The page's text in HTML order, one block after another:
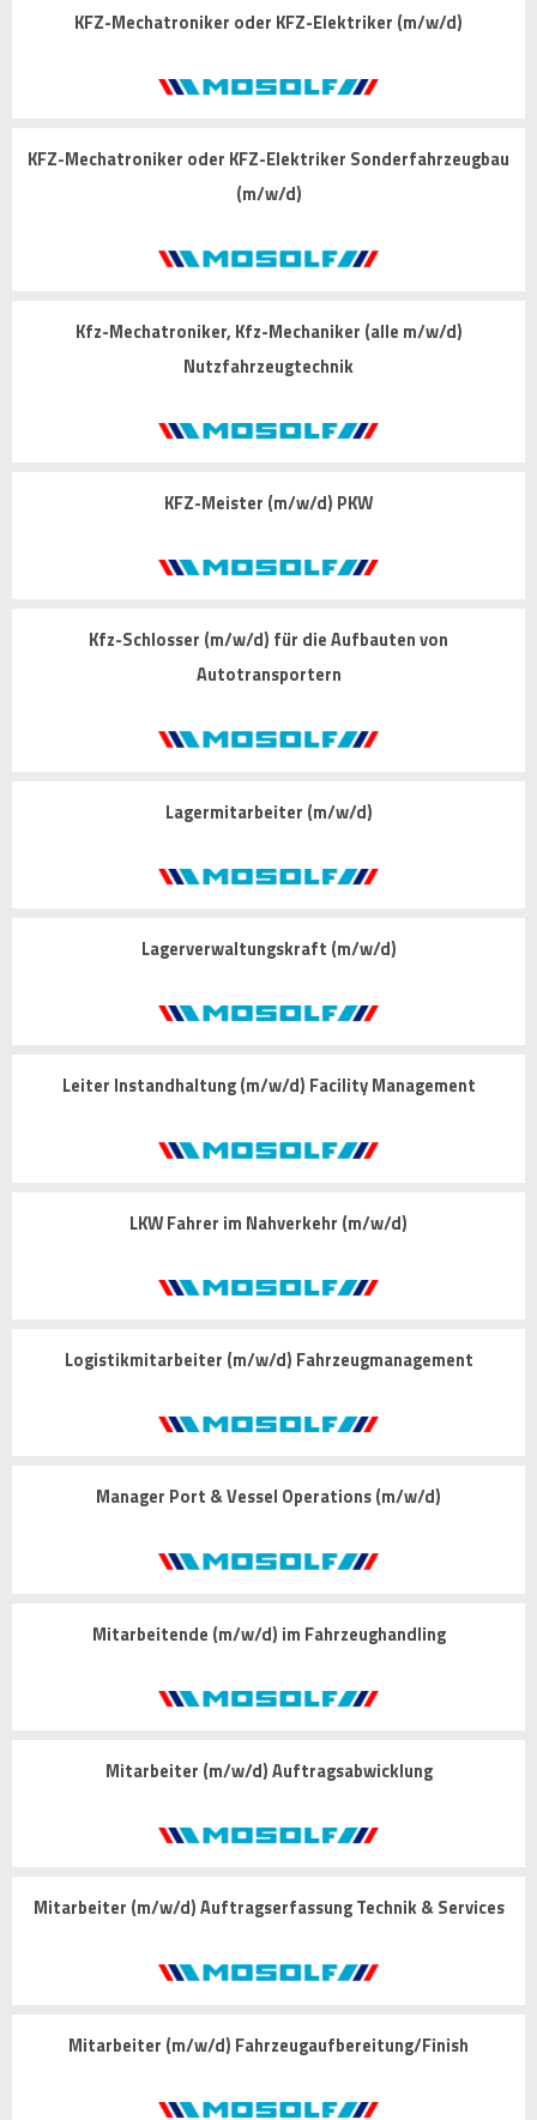
KFZ-Mechatroniker oder KFZ-Elektriker (m/w/d)
KFZ-Mechatroniker oder KFZ-Elektriker Sonderfahrzeugbau
(m/w/d)
Kfz-Mechatroniker, Kfz-Mechaniker (alle m/w/d)
Nutzfahrzeugtechnik
KFZ-Meister (m/w/d) PKW
Kfz-Schlosser (m/w/d) für die Aufbauten von
Autotransportern
Lagermitarbeiter (m/w/d)
Lagerverwaltungskraft (m/w/d)
Leiter Instandhaltung (m/w/d) Facility Management
LKW Fahrer im Nahverkehr (m/w/d)
Logistikmitarbeiter (m/w/d) Fahrzeugmanagement
Manager Port & Vessel Operations (m/w/d)
Mitarbeitende (m/w/d) im Fahrzeughandling
Mitarbeiter (m/w/d) Auftragsabwicklung
Mitarbeiter (m/w/d) Auftragserfassung Technik & Services
Mitarbeiter (m/w/d) Fahrzeugaufbereitung/Finish